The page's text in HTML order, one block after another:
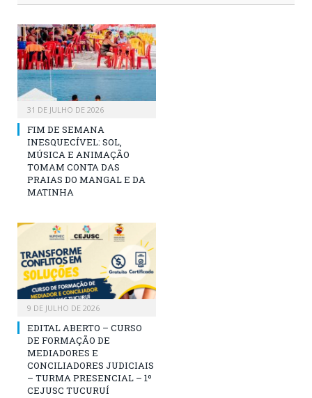
31 DE JULHO DE 2026
FIM DE SEMANA
INESQUECÍVEL: SOL,
MÚSICA E ANIMAÇÃO
TOMAM CONTA DAS
PRAIAS DO MANGAL E DA
MATINHA
9 DE JULHO DE 2026
EDITAL ABERTO – CURSO
DE FORMAÇÃO DE
MEDIADORES E
CONCILIADORES JUDICIAIS
– TURMA PRESENCIAL – 1º
CEJUSC TUCURUÍ